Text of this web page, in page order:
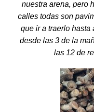
nuestra arena, pero
calles todas son
que ir a traerlo
desde las 3 de la
las 12 de